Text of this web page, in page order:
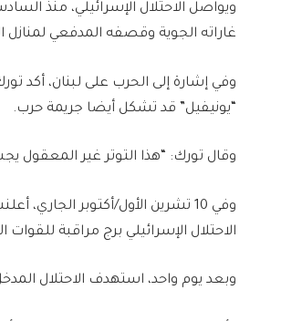
ويواصل الاحتلال الإسرائيلي، منذ
غاراته الجوية وقصفه المدفعي لمنازل
وفي إشارة إلى الحرب على لبنان، أكد
“يونيفيل” قد تشكل أيضا جريمة حرب.
وقال تورك: “هذا التوتر غير المعقول
وفي 10 تشرين الأول/أكتوبر
الاحتلال الإسرائيلي برج مراقبة للقوات
وبعد يوم واحد، استهدف الاحتلال